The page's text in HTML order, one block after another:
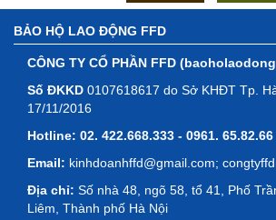
BẢO HỘ LAO ĐỘNG FFD
CÔNG TY CỔ PHẦN FFD
Số ĐKKD 0107618617 do Sở KHĐT Tp.
17/11/2016
Hotline: 02. 422.668.333 - 0961.
Email: kinhdoanhffd@gmail.com;
Địa chỉ: Số nhà 48, ngõ 58, tổ 41, Phố
Liêm, Thành phố Hà Nội